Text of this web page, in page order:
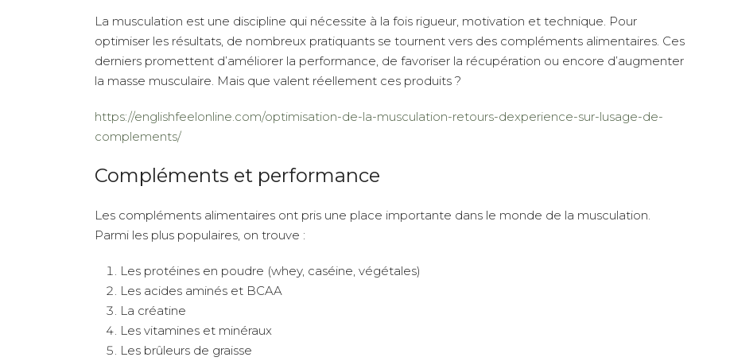
La musculation est une discipline qui nécessite à la fois rigueur, motivation et technique. Pour
optimiser les résultats, de nombreux pratiquants se tournent vers des compléments alimentaires. Ces
derniers promettent d’améliorer la performance, de favoriser la récupération ou encore d’augmenter
la masse musculaire. Mais que valent réellement ces produits ?
https://englishfeelonline.com/optimisation-de-la-musculation-retours-dexperience-sur-lusage-de-
complements/
Compléments et performance
Les compléments alimentaires ont pris une place importante dans le monde de la musculation.
Parmi les plus populaires, on trouve :
Les protéines en poudre (whey, caséine, végétales)
Les acides aminés et BCAA
La créatine
Les vitamines et minéraux
Les brûleurs de graisse